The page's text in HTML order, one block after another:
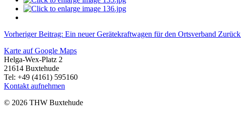
Vorheriger Beitrag: Ein neuer Gerätekraftwagen für den Ortsverband Zurück
Karte auf Google Maps
Helga-Wex-Platz 2
21614 Buxtehude
Tel: +49 (4161) 595160
Kontakt aufnehmen
© 2026 THW Buxtehude